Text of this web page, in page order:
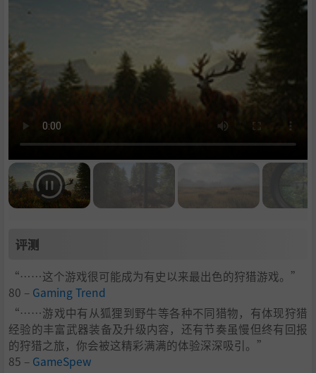
评测
“……这个游戏很可能成为有史以来最出色的狩猎游戏。”
80 – Gaming Trend
“……游戏中有从狐狸到野牛等各种不同猎物，有体现狩猎
经验的丰富武器装备及升级内容，还有节奏虽慢但终有回报
的狩猎之旅，你会被这精彩满满的体验深深吸引。”
85 – GameSpew